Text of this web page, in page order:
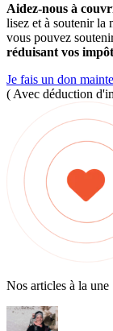
Aidez-nous à
lisez et à soutenir la
vous pouvez
réduisant vos
Je fais un don
( Avec déduction
Nos articles à la une